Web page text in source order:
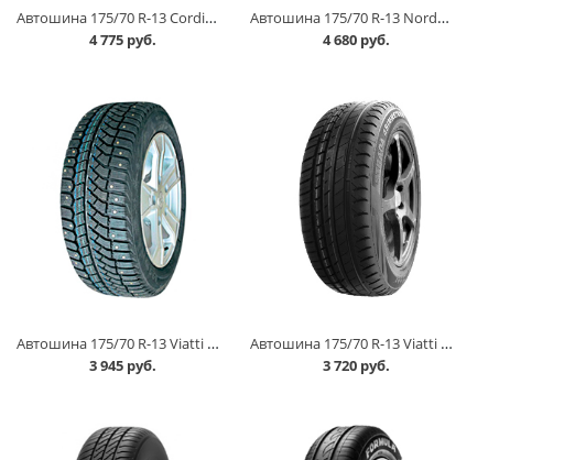
Автошина 175/70 R-13 Cordiant Snow Cross 2 82T шип в Омске
4 775 руб.
Автошина 175/70 R-13 Nordman 5 82T шип в Омске
4 680 руб.
Автошина 175/70 R-13 Viatti Brina Nordico V-522 82T шип в Омске
3 945 руб.
Автошина 175/70 R-13 Viatti Strada Asimmetrico V-130 82H в Омске
3 720 руб.